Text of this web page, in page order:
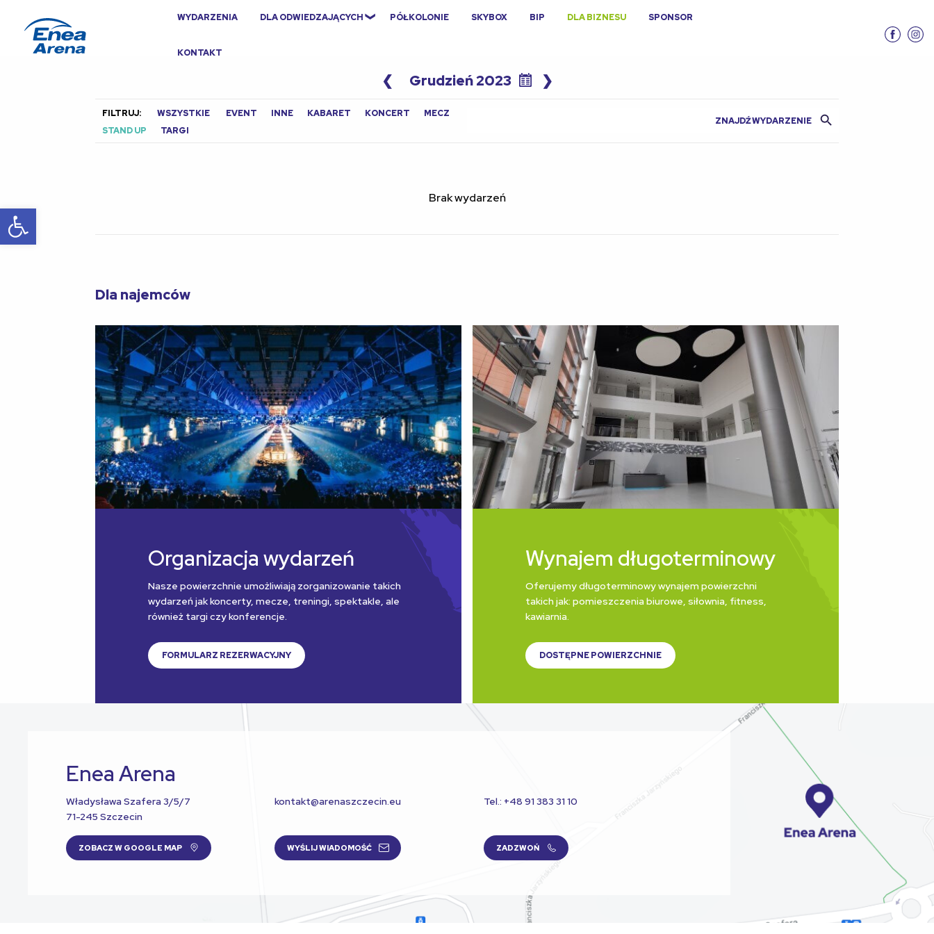
Otwórz pasek narzędzi
WYDARZENIA DLA ODWIEDZAJĄCYCH PÓŁKOLONIE SKYBOX BIP DLA BIZNESU SPONSOR
KONTAKT
❮ Grudzień 2023 ❯
FILTRUJ: WSZYSTKIE EVENT INNE KABARET KONCERT
MECZ
STAND UP
TARGI
Brak wydarzeń
Dla najemców
Organizacja wydarzeń
Nasze powierzchnie umożliwiają zorganizowanie takich
wydarzeń jak koncerty, mecze, treningi, spektakle, ale
również targi czy konferencje.
FORMULARZ REZERWACYJNY
Wynajem długoterminowy
Oferujemy długoterminowy wynajem powierzchni
takich jak: pomieszczenia biurowe, siłownia, fitness,
kawiarnia.
DOSTĘPNE POWIERZCHNIE
Enea Arena
Władysława Szafera 3/5/7
71-245 Szczecin
ZOBACZ W GOOGLE MAP
kontakt@arenaszczecin.eu
WYŚLIJ WIADOMOŚĆ
Tel.: +48 91 383 31 10
ZADZWOŃ